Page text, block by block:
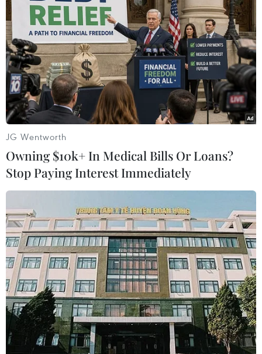
Tổng chưởng lý có quyền giám sát, điều tra và
yêu cầu các tổ chức phi lợi nhuận thực hiện cải
cách. Tổng chưởng lý có thể ban hành mọi yêu
cầu, từ thay đổi lãnh đạo đến đóng cửa hoàn
toàn một tổ chức. Những yêu cầu đó thường
được đưa ra sau khi phát hiện hành vi gian lận
hoặc xung đột lợi ích.
Hershey Co là một ví dụ. Quỹ tín thác kiểm soát
hãng sản xuất kẹo Hershey hồi năm 2016 đã
đồng ý thay thế một số thành viên hội đồng
quản trị, sau khi Tổng chưởng lý bang
thác.
Bên cạnh đó, ông Darryll Jones, Giáo sư luật tại
Đại học Florida A&M, cho biết Sở Thuế Mỹ cũng
là một bên khác có khả năng can thiệp. Vị giáo
sư lưu ý việc giám sát hoạt động của các tổ chức
phi lợi nhuận đang khá lỏng lẻo, nhưng phần
lớn các tổ chức tự kiểm soát khá tốt để tránh
những vụ bê bối có thể ảnh hưởng đến việc kêu
gọi đóng góp tài chính của họ.
JG Wentworth
Owning $10k+ In Medical Bills Or Loans?
Stop Paying Interest Immediately